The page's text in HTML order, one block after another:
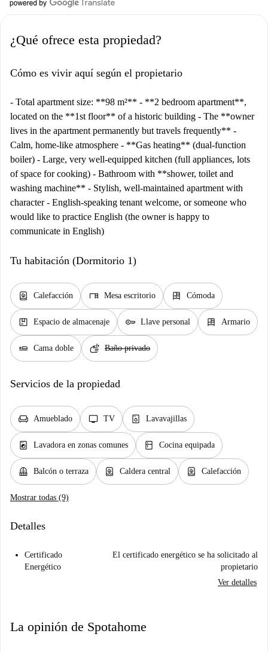
¿Qué ofrece esta propiedad?
Cómo es vivir aquí según el propietario
- Total apartment size: **98 m²** - **2 bedroom apartment**,
located on the **1st floor** of a historic building - The **owner
lives in the apartment permanently but travels frequently** -
Calm, home-like atmosphere - **Gas heating** (dual-function
boiler) - Large, very well-equipped kitchen (full appliances, lots
of space for cooking) - Bathroom with **shower, toilet and
washing machine** - Stylish, well-maintained apartment with
character - English-speaking tenant welcome, or someone who
would like to practice English (the owner is happy to
communicate in English)
Tu habitación (Dormitorio 1)
water_heater Calefacción desk Mesa escritorio dresser Cómoda
package Espacio de almacenaje key Llave personal dresser Armario
airline_seat_flat Cama doble soap Baño privado
Servicios de la propiedad
chair Amueblado tv TV dishwasher_gen Lavavajillas
local_laundry_service Lavadora en zonas comunes kitchen Cocina equipada
balcony Balcón o terraza water_heater Caldera central water_heater Calefacción
Mostrar todas (9)
Detalles
Certificado
Energético
El certificado energético se ha solicitado al
propietario
Ver detalles
La opinión de Spotahome